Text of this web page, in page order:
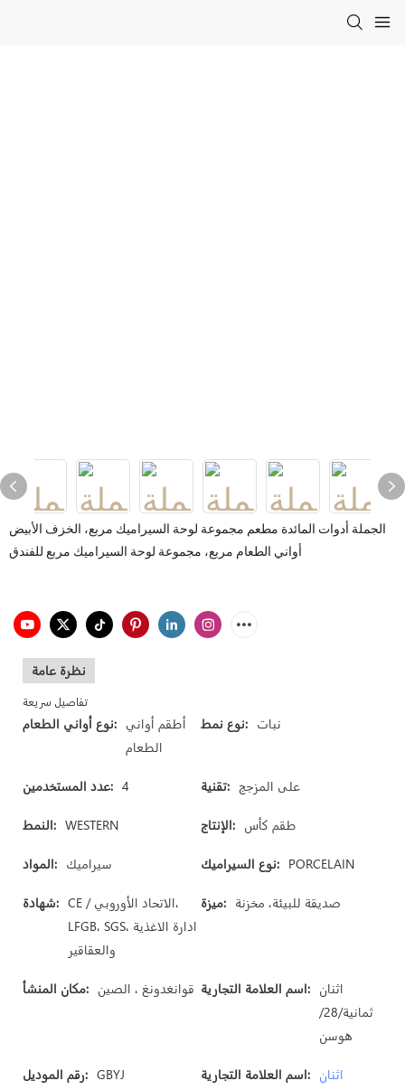
الجملة أدوات المائدة مطعم مجموعة لوحة السيراميك مربع، الخزف الأبيض
أواني الطعام مربع، مجموعة لوحة السيراميك مربع للفندق
نظرة عامة
تفاصيل سريعة
نوع أواني الطعام: أطقم أواني
الطعام
نوع نمط: نبات
عدد المستخدمين: 4 تقنية: على المزجج
النمط: WESTERN الإنتاج: طقم كأس
المواد: سيراميك نوع السيراميك: PORCELAIN
شهادة: CE / الاتحاد الأوروبي،
LFGB، SGS، ادارة الاغذية
والعقاقير
ميزة: صديقة للبيئة، مخزنة
مكان المنشأ: قوانغدونغ ، الصين اسم العلامة التجارية: اثنان
ثمانية/28/
هوسن
رقم الموديل: GBYJ اسم العلامة التجارية: اثنان